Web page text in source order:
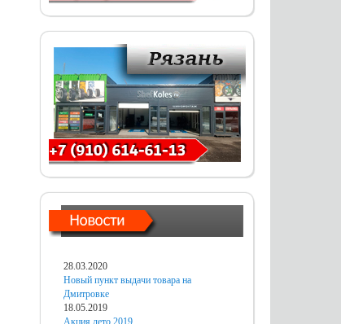
28.03.2020
Новый пункт выдачи товара на
Дмитровке
18.05.2019
Акция лето 2019